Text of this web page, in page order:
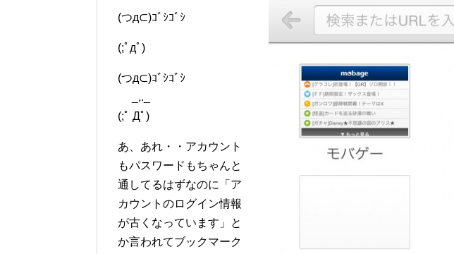
(つд⊂)ｺﾞｼｺﾞｼ
(;ﾟдﾟ)
(つд⊂)ｺﾞｼｺﾞｼ
_,._
(;ﾟ Дﾟ)
あ、あれ・・アカウント
もパスワードもちゃんと
通してるはずなのに「ア
カウントのログイン情報
が古くなっています」と
か言われてブックマーク